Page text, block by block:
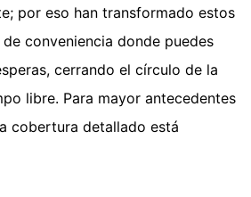
por eso han transformado estos
conveniencia donde puedes
cerrando el círculo de la
libre. Para mayor antecedentes
cobertura detallado está